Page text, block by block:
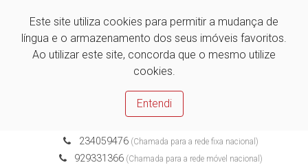
Este site utiliza cookies para permitir a mudança de
língua e o armazenamento dos seus imóveis favoritos.
Ao utilizar este site, concorda que o mesmo utilize
cookies.
Entendi
234059476(Chamada para a rede fixa nacional)
929331366 (Chamada para a rede móvel nacional)